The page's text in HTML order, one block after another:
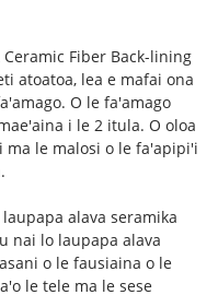
Ceramic Fiber Back-lining
atoatoa, lea e mafai ona
O le fa'amago
i le 2 itula. O oloa
ma le malosi o le fa'apipi'i
alava seramika
nai lo laupapa alava
o le fausiaina o le
le tele ma le sese